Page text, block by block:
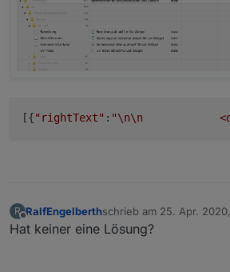
[{"rightText" : "\n\n
R
Offline
RalfEngelberthschrieb am 25. Apr.
zuletzt editiert von
Hat keiner eine Lösung?